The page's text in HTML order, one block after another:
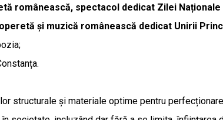
românească, spectacol dedicat Zilei Naționale
și muzică românească dedicat Unirii
structurale și materiale optime pentru